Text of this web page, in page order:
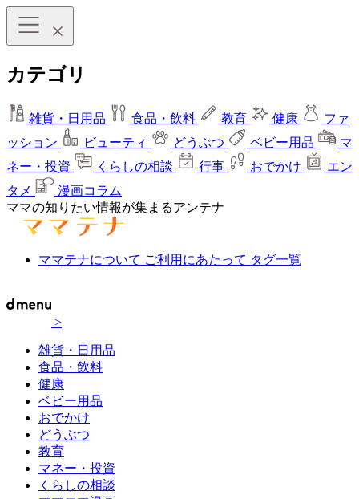
カテゴリ
雑貨・日用品 食品・飲料 教育 健康
ファ
ッション
ビューティ どうぶつ ベビー用品
マ
ネー・投資
くらしの相談 行事 おでかけ
エン
タメ
漫画コラム
ママの知りたい情報が集まるアンテナ
ママテナについて ご利用にあたって タグ一覧
>
雑貨・日用品
食品・飲料
健康
ベビー用品
おでかけ
どうぶつ
教育
マネー・投資
くらしの相談